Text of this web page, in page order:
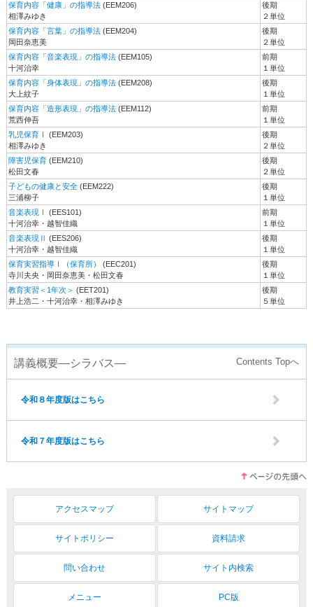
保育内容「健康」の指導法(EEM206)
相澤みゆき
後期
２単位
保育内容「言葉」の指導法(EEM204)
岡田奈恵美
後期
２単位
保育内容「音楽表現」の指導法(EEM105)
十河治幸
前期
１単位
保育内容「身体表現」の指導法(EEM208)
大上紋子
後期
１単位
保育内容「造形表現」の指導法(EEM112)
荒西伸吾
前期
１単位
乳児保育Ⅰ
(EEM203)
相澤みゆき
後期
２単位
障害児保育(EEM210)
松田文春
後期
２単位
子どもの健康と安全(EEM222)
三浦柳子
後期
１単位
音楽表現Ⅰ
(EES101)
十河治幸・越智佳織
前期
１単位
音楽表現Ⅱ (EES206)
十河治幸・越智佳織
後期
１単位
保育実習指導Ⅰ（保育所）
(EEC201)
寺川夫央・岡田奈恵美・松田文春
後期
１単位
教育実習＜1年次＞ (EET201)
井上浩二・十河治幸・相澤みゆき
後期
５単位
講義概要―シラバス―
令和８年度版はこちら
令和７年度版はこちら
アクセスマップ サイトマップ
サイトポリシー 資料請求
問い合わせ サイト内検索
メニュー PC版